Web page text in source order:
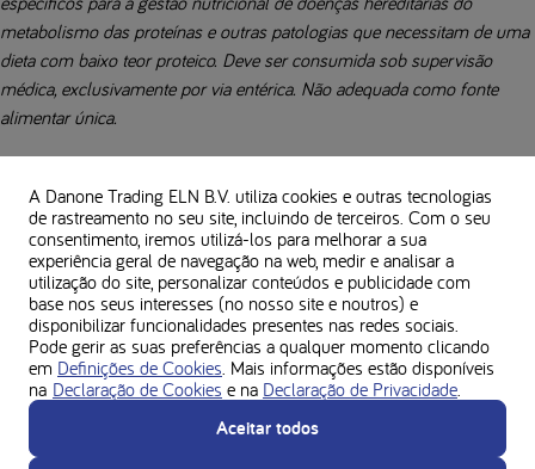
metabolismo das proteínas e outras patologias que necessitam de uma
dieta com baixo teor proteico. Deve ser consumida sob supervisão
médica, exclusivamente por via entérica. Não adequada como fonte
alimentar única.
qualquer alteração na sua dieta.
A dieta com baixo teor proteico de cada pessoa é diferente. Confirme
sempre com o seu nutricionista a adequação dos ingredientes
necessários a cada receita.
Verifique sempre os alergénios nos rótulos dos produtos.
Usado nesta receita
A Danone Trading ELN B.V. utiliza cookies e outras tecnologias
de rastreamento no seu site, incluindo de terceiros. Com o seu
consentimento, iremos utilizá-los para melhorar a sua
experiência geral de navegação na web, medir e analisar a
utilização do site, personalizar conteúdos e publicidade com
base nos seus interesses (no nosso site e noutros) e
disponibilizar funcionalidades presentes nas redes sociais.
Pode gerir as suas preferências a qualquer momento clicando
em Definições de Cookies. Mais informações estão disponíveis
na Declaração de Cookies e na Declaração de Privacidade.
Aceitar todos